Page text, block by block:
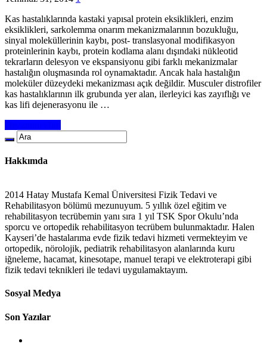
Kas hastalıklarında kastaki yapısal protein eksiklikleri, enzim
eksiklikleri, sarkolemma onarım mekanizmalarının bozukluğu,
sinyal moleküllerinin kaybı, post- translasyonal modifikasyon
proteinlerinin kaybı, protein kodlama alanı dışındaki nükleotid
tekrarların delesyon ve ekspansiyonu gibi farklı mekanizmalar
hastalığın oluşmasında rol oynamaktadır. Ancak hala hastalığın
moleküler düzeydeki mekanizması açık değildir. Musculer distrofiler
kas hastalıklarının ilk grubunda yer alan, ilerleyici kas zayıflığı ve
kas lifi dejenerasyonu ile …
Hakkımda
2014 Hatay Mustafa Kemal Üniversitesi Fizik Tedavi ve
Rehabilitasyon bölümü mezunuyum. 5 yıllık özel eğitim ve
rehabilitasyon tecrübemin yanı sıra 1 yıl TSK Spor Okulu’nda
sporcu ve ortopedik rehabilitasyon tecrübem bulunmaktadır. Halen
Kayseri’de hastalarıma evde fizik tedavi hizmeti vermekteyim ve
ortopedik, nörolojik, pediatrik rehabilitasyon alanlarında kuru
iğneleme, hacamat, kinesotape, manuel terapi ve elektroterapi gibi
fizik tedavi teknikleri ile tedavi uygulamaktayım.
Sosyal Medya
Son Yazılar